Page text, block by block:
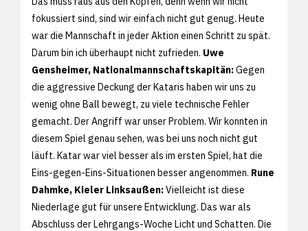
fokussiert sind, sind wir einfach nicht gut genug. Heute
war die Mannschaft in jeder Aktion einen Schritt zu spät.
Darum bin ich überhaupt nicht zufrieden. Uwe
Gensheimer, Nationalmannschaftskapitän:Gegen
die aggressive Deckung der Kataris haben wir uns zu
wenig ohne Ball bewegt, zu viele technische Fehler
gemacht. Der Angriff war unser Problem. Wir konnten in
diesem Spiel genau sehen, was bei uns noch nicht gut
läuft. Katar war viel besser als im ersten Spiel, hat die
Eins-gegen-Eins-Situationen besser angenommen. Rune
Dahmke, Kieler Linksaußen:Vielleicht ist diese
Niederlage gut für unsere Entwicklung. Das war als
Abschluss der Lehrgangs-Woche Licht und Schatten. Die